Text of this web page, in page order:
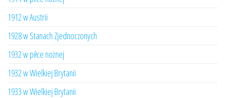
1912 w Austrii
1928 w Stanach Zjednoczonych
1932 w piłce nożnej
1932 w Wielkiej Brytanii
1933 w Wielkiej Brytanii